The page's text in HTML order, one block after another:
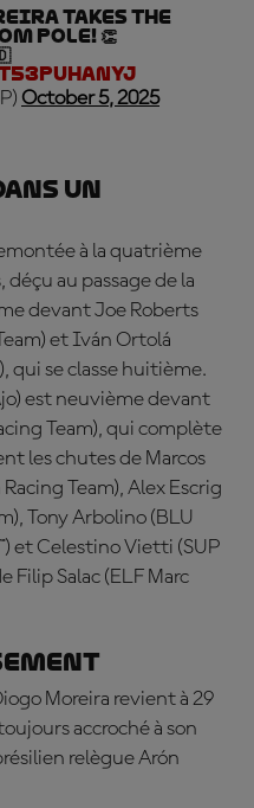
takes the
pole! 👏
October 5, 2025
un
à la quatrième
au passage de la
devantJoe Roberts
et Iván Ortolá
qui se classe huitième.
est neuvième devant
Team), qui complète
les chutes de Marcos
Team), Alex Escrig
Tony Arbolino (BLU
et Celestino Vietti (SUP
Filip Salac (ELF Marc
Moreira revient à 29
accroché à son
relègue Arón